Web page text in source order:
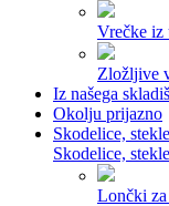
Vrečke iz
Zložljive
Iz našega
Okolju prijazno
Skodelice,
Skodelice,
Lončki